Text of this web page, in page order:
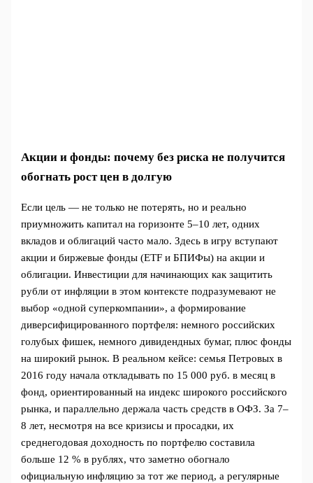
Акции и фонды: почему без риска не получится
обогнать рост цен в долгую
Если цель — не только не потерять, но и реально
приумножить капитал на горизонте 5–10 лет, одних
вкладов и облигаций часто мало. Здесь в игру вступают
акции и биржевые фонды (ETF и БПИФы) на акции и
облигации. Инвестиции для начинающих как защитить
рубли от инфляции в этом контексте подразумевают не
выбор «одной суперкомпании», а формирование
диверсифицированного портфеля: немного российских
голубых фишек, немного дивидендных бумаг, плюс фонды
на широкий рынок. В реальном кейсе: семья Петровых в
2016 году начала откладывать по 15 000 руб. в месяц в
фонд, ориентированный на индекс широкого российского
рынка, и параллельно держала часть средств в ОФЗ. За 7–
8 лет, несмотря на все кризисы и просадки, их
среднегодовая доходность по портфелю составила
больше 12 % в рублях, что заметно обогнало
официальную инфляцию за тот же период, а регулярные